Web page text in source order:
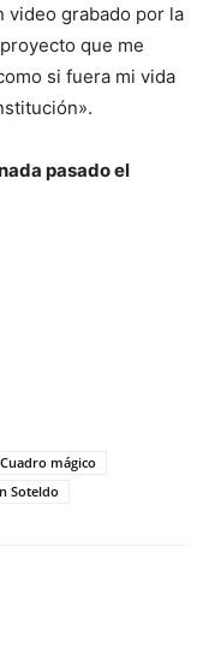
video grabado por la
que me
si fuera mi vida
pasado el
Cuadro mágico
Soteldo